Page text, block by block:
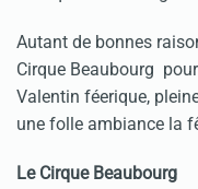
Autant de bonnes
Cirque Beaubourg
Valentin féerique,
une folle ambiance la
Le Cirque Beaubourg